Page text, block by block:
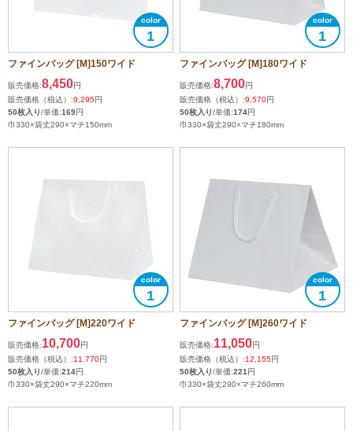
1
ファインバッグ [M]150ワイド
販売価格:8,450円
販売価格（税込）:9,295円
50枚入り/単価:169円
巾330×袋丈290×マチ150mm
1
ファインバッグ [M]180ワイド
販売価格:8,700円
販売価格（税込）:9,570円
50枚入り/単価:174円
巾330×袋丈290×マチ180mm
1
ファインバッグ [M]220ワイド
販売価格:10,700円
販売価格（税込）:11,770円
50枚入り/単価:214円
巾330×袋丈290×マチ220mm
1
ファインバッグ [M]260ワイド
販売価格:11,050円
販売価格（税込）:12,155円
50枚入り/単価:221円
巾330×袋丈290×マチ260mm